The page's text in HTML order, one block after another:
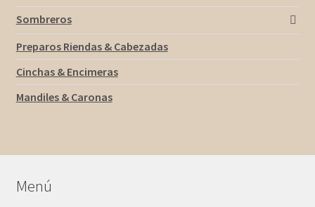
Sombreros
Preparos Riendas & Cabezadas
Cinchas & Encimeras
Mandiles & Caronas
Menú